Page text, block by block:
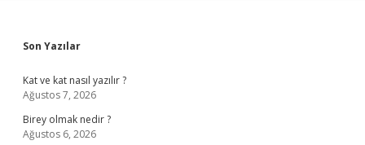
Sidebar
Son Yazılar
Kat ve kat nasıl yazılır ?
Ağustos 7, 2026
Birey olmak nedir ?
Ağustos 6, 2026